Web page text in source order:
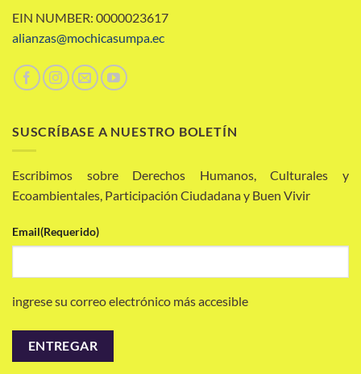
EIN NUMBER: 0000023617
alianzas@mochicasumpa.ec
SUSCRÍBASE A NUESTRO BOLETÍN
Escribimos sobre Derechos Humanos, Culturales y
Ecoambientales, Participación Ciudadana y Buen Vivir
Email(Requerido)
ingrese su correo electrónico más accesible